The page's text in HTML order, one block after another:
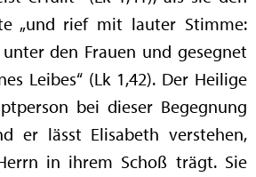
„und rief mit lauter Stimme:
den Frauen und gesegnet
Leibes“ (Lk 1,42). Der Heilige
bei dieser Begegnung
er lässt Elisabeth verstehen,
in ihrem Schoß trägt. Sie